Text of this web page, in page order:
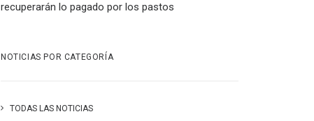
recuperarán lo pagado por los pastos
NOTICIAS POR CATEGORÍA
TODAS LAS NOTICIAS